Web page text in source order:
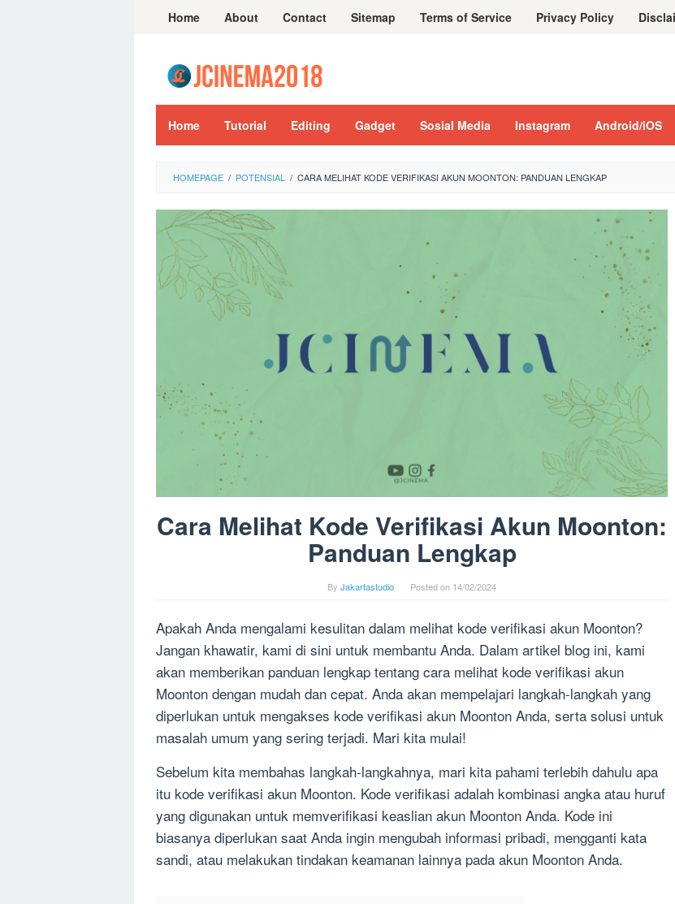
Home About Contact Sitemap Terms of Service Privacy Policy
Home Tutorial Editing Gadget Sosial Media Instagram Android/iOS
HOMEPAGE / POTENSIAL / CARA MELIHAT KODE VERIFIKASI AKUN MOONTON: PANDUAN LENGKAP
Cara Melihat Kode Verifikasi Akun Moonton:
Panduan Lengkap
By Jakartastudio Posted on 14/02/2024
Apakah Anda mengalami kesulitan dalam melihat kode verifikasi akun Moonton?
Jangan khawatir, kami di sini untuk membantu Anda. Dalam artikel blog ini, kami
akan memberikan panduan lengkap tentang cara melihat kode verifikasi akun
Moonton dengan mudah dan cepat. Anda akan mempelajari langkah-langkah yang
diperlukan untuk mengakses kode verifikasi akun Moonton Anda, serta solusi untuk
masalah umum yang sering terjadi. Mari kita mulai!
Sebelum kita membahas langkah-langkahnya, mari kita pahami terlebih dahulu apa
itu kode verifikasi akun Moonton. Kode verifikasi adalah kombinasi angka atau huruf
yang digunakan untuk memverifikasi keaslian akun Moonton Anda. Kode ini
biasanya diperlukan saat Anda ingin mengubah informasi pribadi, mengganti kata
sandi, atau melakukan tindakan keamanan lainnya pada akun Moonton Anda.